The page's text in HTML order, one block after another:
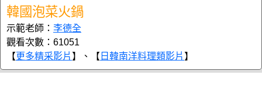
韓國泡菜火鍋
示範老師： 李德全
觀看次數：61051
【更多精采影片 】、【 日韓南洋料理類影片 】